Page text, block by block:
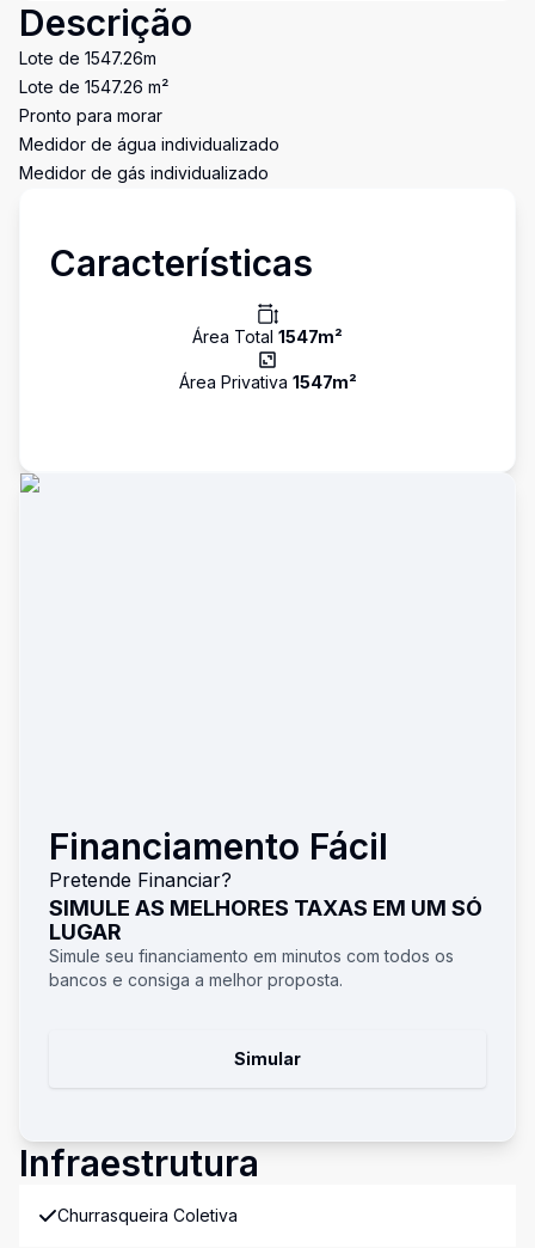
Descrição
Lote de 1547.26m
Lote de 1547.26 m²
Pronto para morar
Medidor de água individualizado
Medidor de gás individualizado
Características
Área Total 1547m²
Área Privativa 1547m²
Financiamento Fácil
Pretende Financiar?
SIMULE AS MELHORES TAXAS EM UM SÓ
LUGAR
Simule seu financiamento em minutos com todos os
bancos e consiga a melhor proposta.
Simular
Infraestrutura
Churrasqueira Coletiva